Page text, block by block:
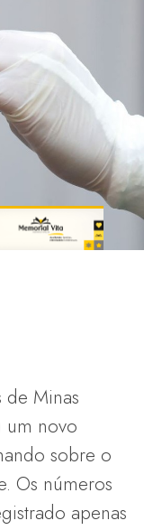
de Minas
um novo
sobre o
Os números
apenas